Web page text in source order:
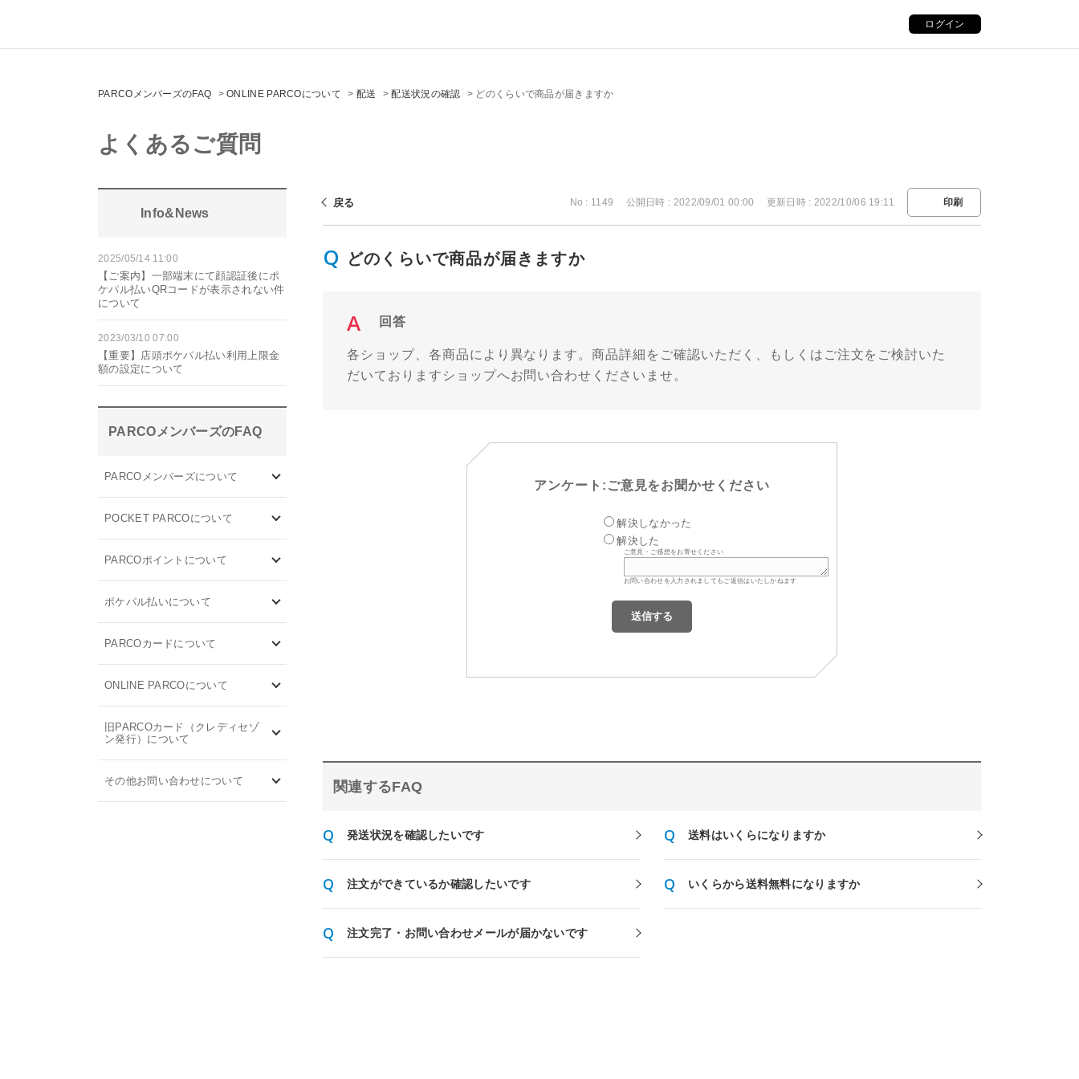
ログイン
PARCOメンバーズのFAQ >ONLINE PARCOについて > 配送 >配送状況の確認 > どのくらいで商品が届きますか
よくあるご質問
Info&News
2025/05/14 11:00
【ご案内】一部端末にて顔認証後にポ
ケパル払いQRコードが表示されない件
について
2023/03/10 07:00
【重要】店頭ポケパル払い利用上限金
額の設定について
PARCOメンバーズのFAQ
PARCOメンバーズについて
POCKET PARCOについて
PARCOポイントについて
ポケパル払いについて
PARCOカードについて
ONLINE PARCOについて
旧PARCOカード（クレディセゾ
ン発行）について
その他お問い合わせについて
戻る No : 1149 公開日時 : 2022/09/01 00:00 更新日時 : 2022/10/06 19:11 印刷
どのくらいで商品が届きますか
回答
各ショップ、各商品により異なります。商品詳細をご確認いただく、もしくはご注文をご検討いた
だいておりますショップへお問い合わせくださいませ。
アンケート:ご意見をお聞かせください
解決しなかった
解決した
ご意見・ご感想をお寄せください
お問い合わせを入力されましてもご返信はいたしかねます
関連するFAQ
発送状況を確認したいです 送料はいくらになりますか
注文ができているか確認したいです いくらから送料無料になりますか
注文完了・お問い合わせメールが届かないです